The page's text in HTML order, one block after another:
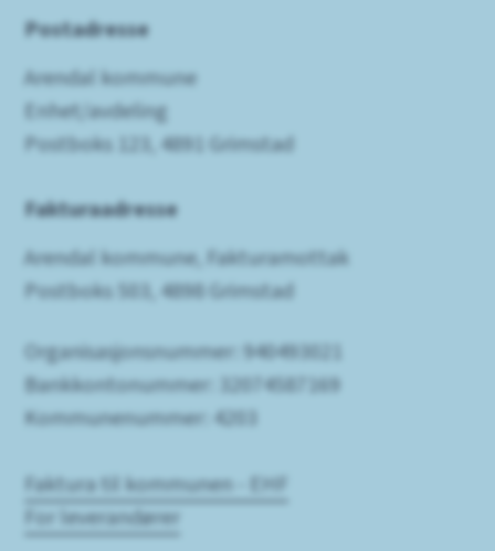
Postadresse
Arendal kommune
Enhet/avdeling
Postboks 123, 4891 Grimstad
Fakturaadresse
Arendal kommune, Fakturamottak
Postboks 503, 4898 Grimstad
Organisasjonsnummer: 940493021
Bankkontonummer: 32074587169
Kommunenummer: 4203
Faktura til kommunen - EHF
For leverandører